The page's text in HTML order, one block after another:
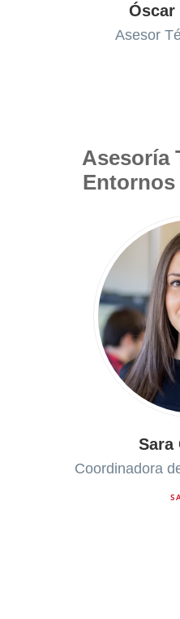
Óscar
Asesor
Asesoría
Entornos
Sara
Coordinadora